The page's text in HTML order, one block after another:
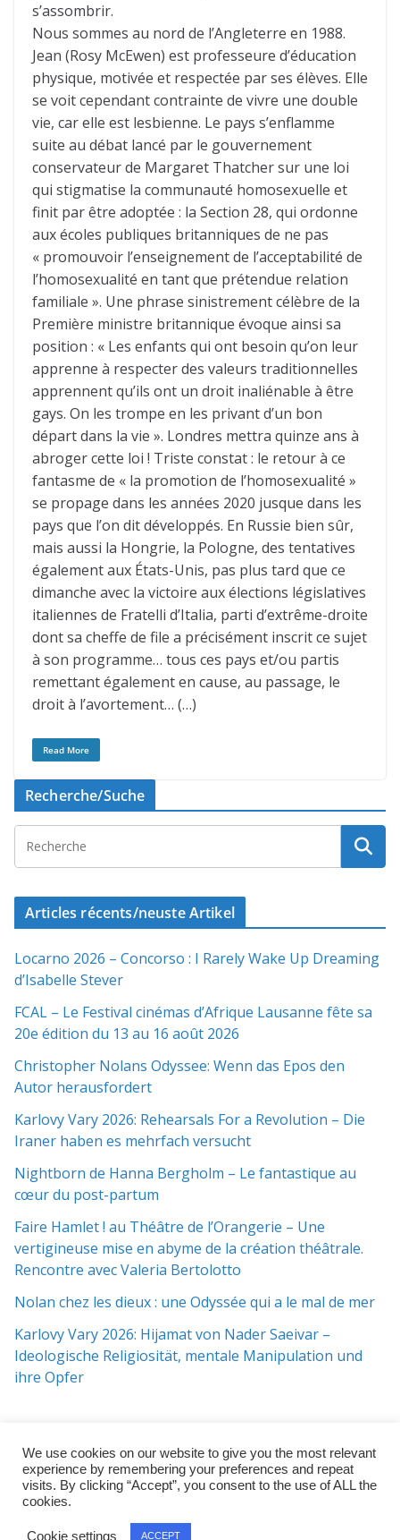
s’assombrir.
Nous sommes au nord de l’Angleterre en 1988.
Jean (Rosy McEwen) est professeure d’éducation
physique, motivée et respectée par ses élèves. Elle
se voit cependant contrainte de vivre une double
vie, car elle est lesbienne. Le pays s’enflamme
suite au débat lancé par le gouvernement
conservateur de Margaret Thatcher sur une loi
qui stigmatise la communauté homosexuelle et
finit par être adoptée : la Section 28, qui ordonne
aux écoles publiques britanniques de ne pas
« promouvoir l’enseignement de l’acceptabilité de
l’homosexualité en tant que prétendue relation
familiale ». Une phrase sinistrement célèbre de la
Première ministre britannique évoque ainsi sa
position : « Les enfants qui ont besoin qu’on leur
apprenne à respecter des valeurs traditionnelles
apprennent qu’ils ont un droit inaliénable à être
gays. On les trompe en les privant d’un bon
départ dans la vie ». Londres mettra quinze ans à
abroger cette loi ! Triste constat : le retour à ce
fantasme de « la promotion de l’homosexualité »
se propage dans les années 2020 jusque dans les
pays que l’on dit développés. En Russie bien sûr,
mais aussi la Hongrie, la Pologne, des tentatives
également aux États-Unis, pas plus tard que ce
dimanche avec la victoire aux élections législatives
italiennes de Fratelli d’Italia, parti d’extrême-droite
dont sa cheffe de file a précisément inscrit ce sujet
à son programme… tous ces pays et/ou partis
remettant également en cause, au passage, le
droit à l’avortement… (…)
Read More
Recherche/Suche
Articles récents/neuste Artikel
Locarno 2026 – Concorso : I Rarely Wake Up Dreaming
d’Isabelle Stever
FCAL – Le Festival cinémas d’Afrique Lausanne fête sa
20e édition du 13 au 16 août 2026
Christopher Nolans Odyssee: Wenn das Epos den
Autor herausfordert
Karlovy Vary 2026: Rehearsals For a Revolution – Die
Iraner haben es mehrfach versucht
Nightborn de Hanna Bergholm – Le fantastique au
cœur du post-partum
Faire Hamlet ! au Théâtre de l’Orangerie – Une
vertigineuse mise en abyme de la création théâtrale.
Rencontre avec Valeria Bertolotto
Nolan chez les dieux : une Odyssée qui a le mal de mer
Karlovy Vary 2026: Hijamat von Nader Saeivar​​ –
Ideologische Religiosität, mentale Manipulation und
ihre Opfer
Copyright © 2026j:mag
We use cookies on our website to give you the most relevant
experience by remembering your preferences and repeat
visits. By clicking “Accept”, you consent to the use of ALL the
cookies.
Cookie settings ACCEPT